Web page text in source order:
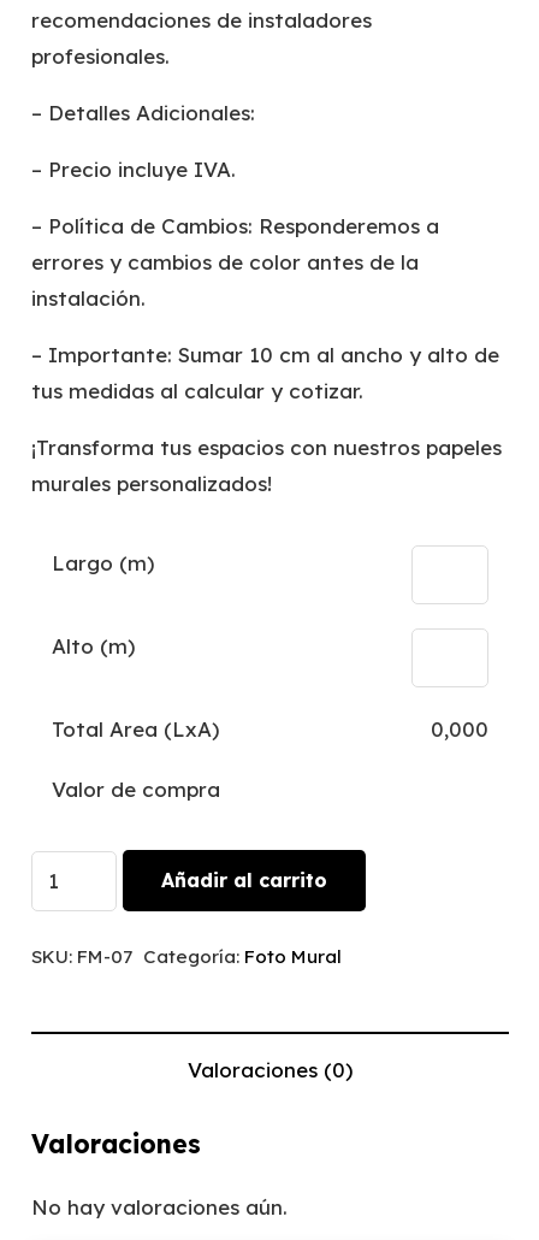
recomendaciones de instaladores
profesionales.
– Detalles Adicionales:
– Precio incluye IVA.
– Política de Cambios: Responderemos a
errores y cambios de color antes de la
instalación.
– Importante: Sumar 10 cm al ancho y alto de
tus medidas al calcular y cotizar.
¡Transforma tus espacios con nuestros papeles
murales personalizados!
Largo (m)
Alto (m)
Total Area (LxA) 0,000
Valor de compra
York
cantidad
Añadir al carrito
SKU: FM-07 Categoría: Foto Mural
Valoraciones (0)
Valoraciones
No hay valoraciones aún.